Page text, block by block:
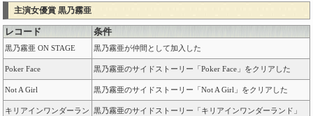
主演女優賞 黒乃霧亜
レコード 条件
黒乃霧亜 ON STAGE 黒乃霧亜が仲間として加入した
Poker Face 黒乃霧亜のサイドストーリー「Poker Face」をクリアした
Not A Girl 黒乃霧亜のサイドストーリー「Not A Girl」をクリアした
キリアインワンダーラン
黒乃霧亜のサイドストーリー「キリアインワンダーランド」